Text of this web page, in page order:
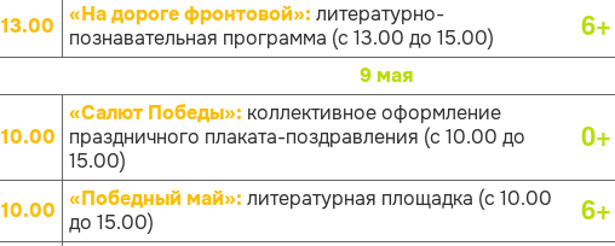
13.00 «На дороге фронтовой»: литературно-
познавательная программа (с 13.00 до 15.00)
6+
9 мая
10.00
«Салют Победы»: коллективное оформление
праздничного плаката-поздравления (с 10.00 до
15.00)
0+
10.00 «Победный май»: литературная площадка (с 10.00
до 15.00)
6+